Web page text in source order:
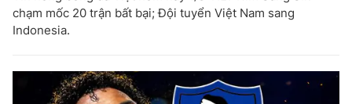
chạm mốc 20 trận bất bại; Đội tuyển Việt Nam sang
Indonesia.